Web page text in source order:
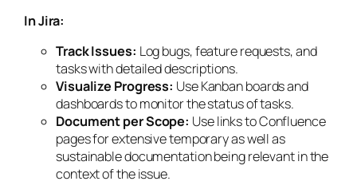
In Jira:
Track Issues: Log bugs, feature requests, and
tasks with detailed descriptions.
Visualize Progress: Use Kanban boards and
dashboards to monitor the status of tasks.
Document per Scope: Use links to Confluence
pages for extensive temporary as well as
sustainable documentation being relevant in the
context of the issue.